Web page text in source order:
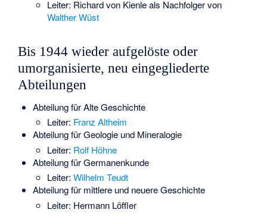
Leiter: Richard von Kienleals Nachfolger von
Walther Wüst
Bis 1944 wieder aufgelöste oder
umorganisierte, neu eingegliederte
Abteilungen
Abteilung für Alte Geschichte
Leiter: Franz Altheim
Abteilung für Geologie und Mineralogie
Leiter: Rolf Höhne
Abteilung für Germanenkunde
Leiter:Wilhelm Teudt
Abteilung für mittlere und neuere Geschichte
Leiter: Hermann Löffler